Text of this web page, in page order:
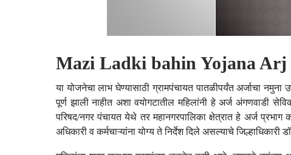
Mazi Ladki bahin Yojana Arj
या योजनेचा लाभ घेण्यासाठी ग्रामपंचायत पातळीपर्यंत अर्जाचा
पूर्ण झाली नाहीत अशा वयोगटातील महिलांनी हे अर्ज अंगणवाडी
परिषद/नगर पंचायत येथे तर महानगरपालिका क्षेत्रात हे अर्ज
अधिकारी व कर्मचाऱ्यांना योग्य ते निर्देश दिले असल्याचे जिल्हाधिकारी